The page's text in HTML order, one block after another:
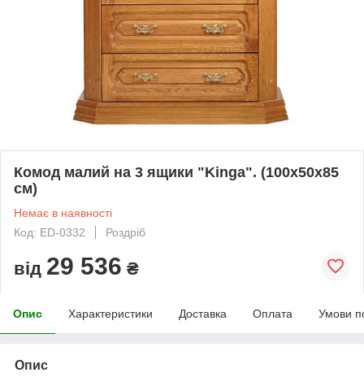
Комод малий на 3 ящики "Kinga". (100х50х85
см)
Немає в наявності
Код: ED-0332
Роздріб
від 29 536 ₴
Опис Характеристики Доставка Оплата Умови
Опис